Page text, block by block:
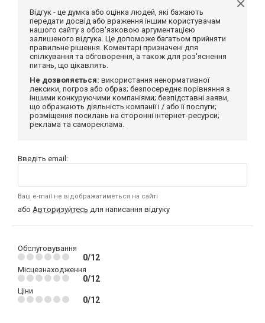
Відгук - це думка або оцінка людей, які бажають
передати досвід або враження іншим користувачам
нашого сайту з обов'язковою аргументацією
залишеного відгука. Це допоможе багатьом прийняти
правильне рішення. Коментарі призначені для
спілкування та обговорення, а також для роз'яснення
питань, що цікавлять.
Не дозволяється: використання ненормативної
лексики, погроз або образ; безпосереднє порівняння з
іншими конкуруючими компаніями; безпідставні заяви,
що ображають діяльність компанії і / або її послуги;
розміщення посилань на сторонні інтернет-ресурси;
реклама та самореклама.
Введіть email:
Ваш e-mail не відображатиметься на сайті
або Авторизуйтесь для написання відгуку
Обслуговування
0/12
Місцезнаходження
0/12
Ціни
0/12